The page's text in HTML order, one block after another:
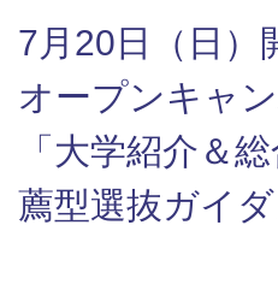
7月20日（日）
オープンキャ
「大学紹介＆
薦型選抜ガイダ